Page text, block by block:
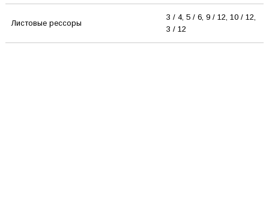
Листовые рессоры
3 / 4, 5 / 6, 9 / 12, 10 / 12,
3 / 12